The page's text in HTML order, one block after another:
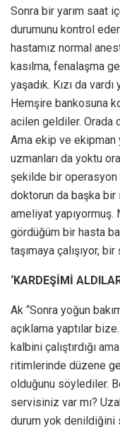
Sonra bir yarım saat
durumunu kontrol
hastamız normal
kasılma, fenalaşma
yaşadık. Kızı da
Hemşire bankosuna
acilen geldiler. Orada
Ama ekip ve
uzmanları da yoktu
şekilde bir operasyon
doktorun da başka
ameliyat yapıyormuş.
gördüğüm bir hasta
taşımaya çalışıyor,
‘KARDEŞİMİ
Ak “Sonra yoğun
açıklama yaptılar
kalbini çalıştırdığı
ritimlerinde düzene
olduğunu söylediler.
servisiniz var mı?
durum yok denildiğini